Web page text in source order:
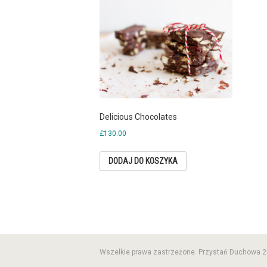
Delicious Chocolates
£130.00
DODAJ DO KOSZYKA
Wszelkie prawa zastrzeżone. Przystań Duchowa